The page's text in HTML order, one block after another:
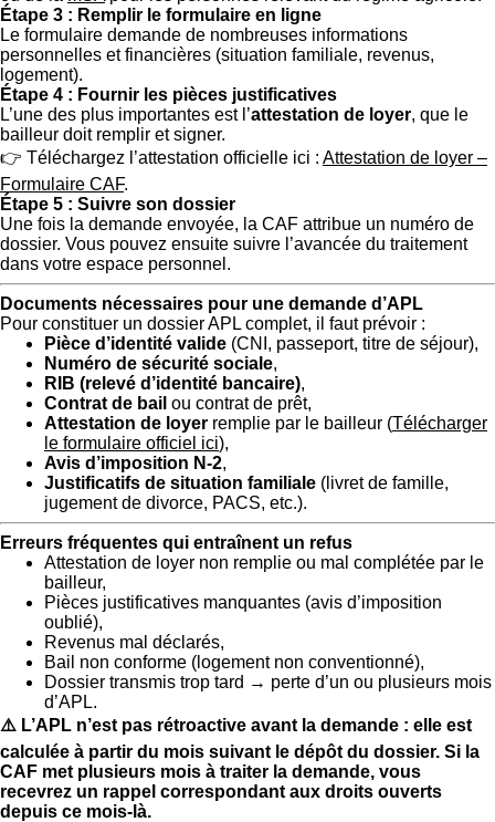
Étape 3 : Remplir le formulaire en ligne
Le formulaire demande de nombreuses informations
personnelles et financières (situation familiale, revenus,
logement).
Étape 4 : Fournir les pièces justificatives
L’une des plus importantes est l’attestation de loyer, que le
bailleur doit remplir et signer.
👉 Téléchargez l’attestation officielle ici : Attestation de loyer –
Formulaire CAF.
Étape 5 : Suivre son dossier
Une fois la demande envoyée, la CAF attribue un numéro de
dossier. Vous pouvez ensuite suivre l’avancée du traitement
dans votre espace personnel.
Documents nécessaires pour une demande d’APL
Pour constituer un dossier APL complet, il faut prévoir :
Pièce d’identité valide (CNI, passeport, titre de séjour),
Numéro de sécurité sociale,
RIB (relevé d’identité bancaire),
Contrat de bail ou contrat de prêt,
Attestation de loyer remplie par le bailleur (Télécharger
le formulaire officiel ici),
Avis d’imposition N-2,
Justificatifs de situation familiale (livret de famille,
jugement de divorce, PACS, etc.).
Erreurs fréquentes qui entraînent un refus
Attestation de loyer non remplie ou mal complétée par le
bailleur,
Pièces justificatives manquantes (avis d’imposition
oublié),
Revenus mal déclarés,
Bail non conforme (logement non conventionné),
Dossier transmis trop tard → perte d’un ou plusieurs mois
d’APL.
⚠️ L’APL n’est pas rétroactive avant la demande : elle est
calculée à partir du mois suivant le dépôt du dossier. Si la
CAF met plusieurs mois à traiter la demande, vous
recevrez un rappel correspondant aux droits ouverts
depuis ce mois-là.